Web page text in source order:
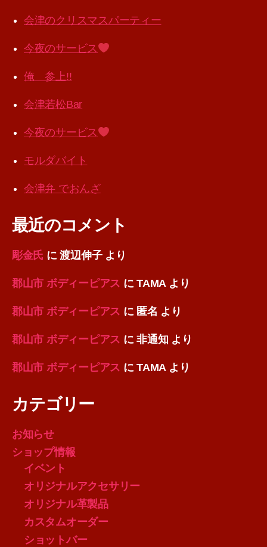
会津のクリスマスパーティー
今夜のサービス
俺 参上!!
会津若松Bar
今夜のサービス
モルダバイト
会津弁 でおんざ
最近のコメント
彫金氏 に渡辺伸子より
郡山市 ボディーピアス にTAMAより
郡山市 ボディーピアス に 匿名 より
郡山市 ボディーピアス に非通知 より
郡山市 ボディーピアス にTAMAより
カテゴリー
お知らせ
ショップ情報
イベント
オリジナルアクセサリー
オリジナル革製品
カスタムオーダー
ショットバー